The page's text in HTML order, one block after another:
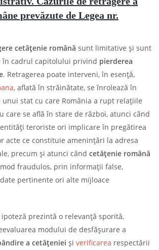
prevăzute de Legea nr.
cetățenie română sunt limitative și sunt
în cadrul capitolului privind pierderea
. Retragerea poate interveni, în esență,
, aflată în străinătate, se înrolează în
stat cu care România a rupt relațiile
care se află în stare de război, atunci când
teroriste ori implicare în pregătirea
acte ce constituie amenințări la adresa
precum și atunci când cetățenie română
fraudulos, prin informații false,
pertinente ori alte mijloace
prezintă o relevanță sporită,
modului de desfășurare a
a cetățeniei și verificarea respectării